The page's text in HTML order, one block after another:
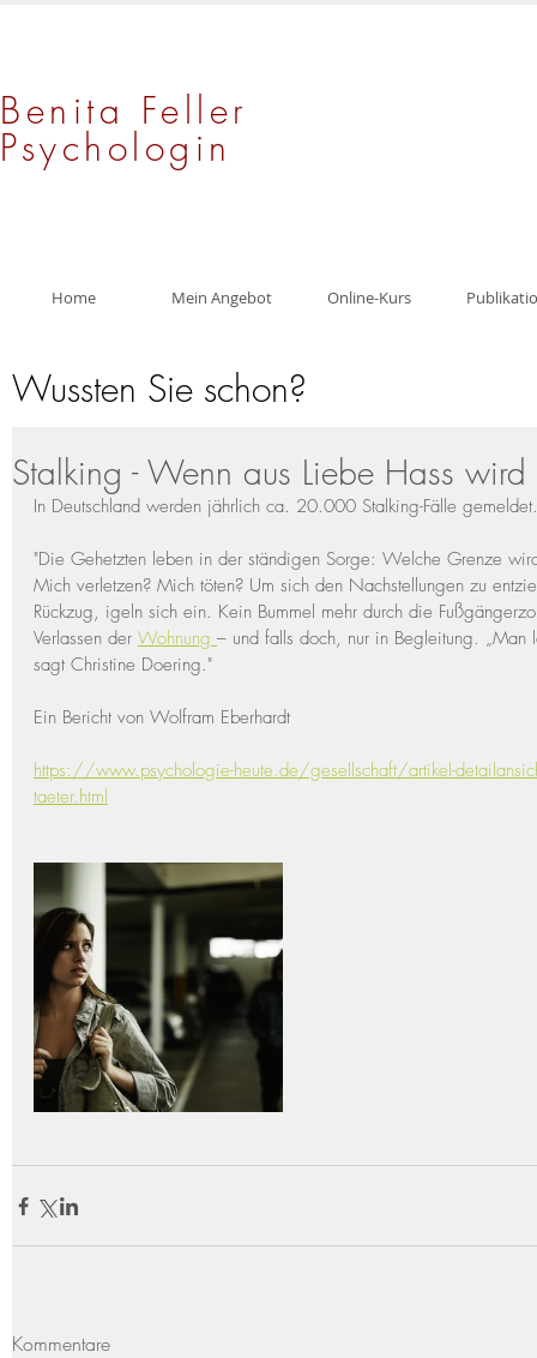
Benita Feller
Psychologin
Home Mein Angebot Online-Kurs
Wussten Sie schon?
Stalking - Wenn aus Liebe Hass wird
In Deutschland werden jährlich ca. 20.000 Stalking-Fälle
"Die Gehetzten leben in der ständigen Sorge: Welche Grenze
Mich verletzen? Mich töten? Um sich den Nachstellungen zu
Rückzug, igeln sich ein. Kein Bummel mehr durch die
Verlassen der Wohnung – und falls doch, nur in Begleitung.
sagt Christine Doering."
Ein Bericht von Wolfram Eberhardt
https://www.psychologie-heute.de/gesellschaft/artikel-
taeter.html
Kommentare